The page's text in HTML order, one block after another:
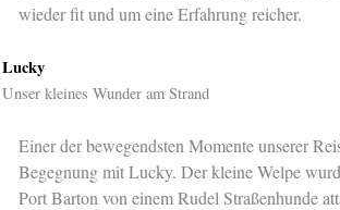
wieder fit und um eine Erfahrung reicher.
Lucky
Unser kleines Wunder am Strand
Einer der bewegendsten Momente unserer
Begegnung mit Lucky. Der kleine Welpe
Port Barton von einem Rudel Straßenhunde